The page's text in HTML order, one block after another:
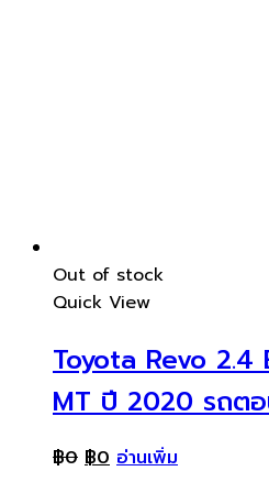
Out of stock
Quick View
Toyota Revo
MT ปี 2020 รถต
฿0 ฿0 อ่านเพิ่ม